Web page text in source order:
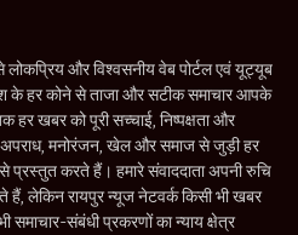
और विश्वसनीय वेब पोर्टल एवं यूट्यूब
के हर कोने से ताजा और सटीक समाचार आपके
हर खबर को पूरी सच्चाई, निष्पक्षता और
अपराध, मनोरंजन, खेल और समाज से जुड़ी हर
प्रस्तुत करते हैं। हमारे संवाददाता अपनी रुचि
हैं, लेकिन रायपुर न्यूज नेटवर्क किसी भी खबर
समाचार-संबंधी प्रकरणों का न्याय क्षेत्र